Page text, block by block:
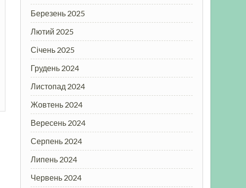
Березень 2025
Лютий 2025
Січень 2025
Грудень 2024
Листопад 2024
Жовтень 2024
Вересень 2024
Серпень 2024
Липень 2024
Червень 2024